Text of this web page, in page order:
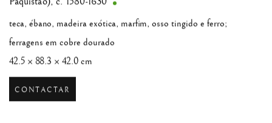
teca, ébano, madeira exótica, marfim, osso tingido e ferro;
ferragens em cobre dourado
42.5 × 88.3 × 42.0 cm
CONTACTAR